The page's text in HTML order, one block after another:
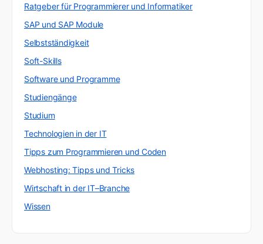
Ratgeber für Programmierer und Informatiker
SAP und SAP Module
Selbstständigkeit
Soft-Skills
Software und Programme
Studiengänge
Studium
Technologien in der IT
Tipps zum Programmieren und Coden
Webhosting: Tipps und Tricks
Wirtschaft in der IT–Branche
Wissen